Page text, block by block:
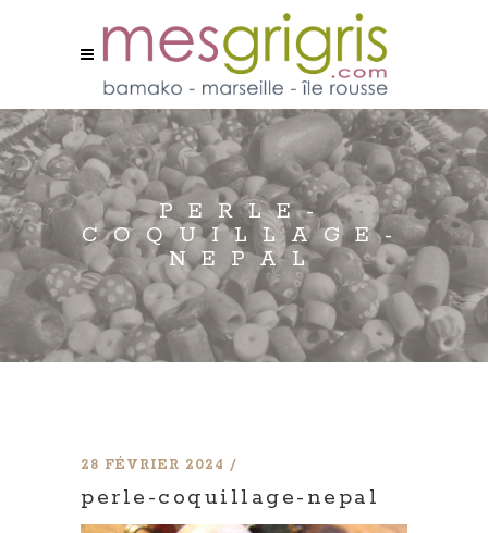
PERLE-
COQUILLAGE-
NEPAL
28 FÉVRIER 2024
perle-coquillage-nepal